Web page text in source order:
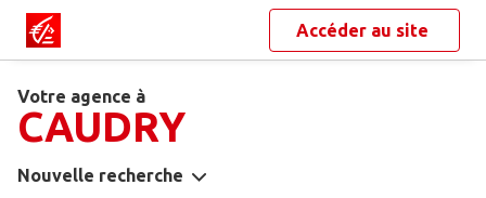
Accéder au site
Votre agence à
CAUDRY
Nouvelle recherche